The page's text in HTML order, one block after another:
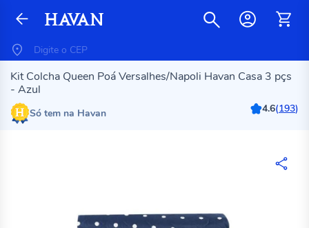
Kit Colcha Queen Poá Versalhes/Napoli Havan Casa 3 pçs
- Azul
Só tem na Havan 4.6(193)